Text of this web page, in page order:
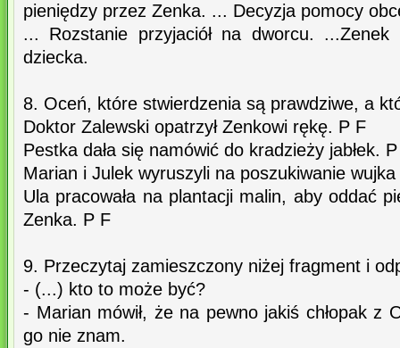
pieniędzy przez Zenka. ... Decyzja pomocy
... Rozstanie przyjaciół na dworcu.
dziecka.
8. Oceń, które stwierdzenia są prawdziwe, a
Doktor Zalewski opatrzył Zenkowi rękę. P F
Pestka dała się namówić do kradzieży jabłek.
Marian i Julek wyruszyli na poszukiwanie
Ula pracowała na plantacji malin, aby oddać
Zenka. P F
9. Przeczytaj zamieszczony niżej fragment i
- (...) kto to może być?
- Marian mówił, że na pewno jakiś chłopak z
go nie znam.